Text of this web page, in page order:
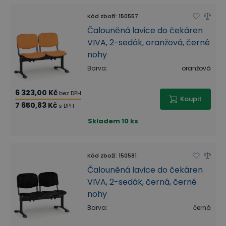
Kód zboží: 150557
Čalouněná lavice do čekáren
VIVA, 2-sedák, oranžová, černé
nohy
Barva: oranžová
6 323,00 Kč bez DPH
7 650,83 Kč s DPH
Koupit
Skladem10 ks
Kód zboží: 150581
Čalouněná lavice do čekáren
VIVA, 2-sedák, černá, černé
nohy
Barva: černá